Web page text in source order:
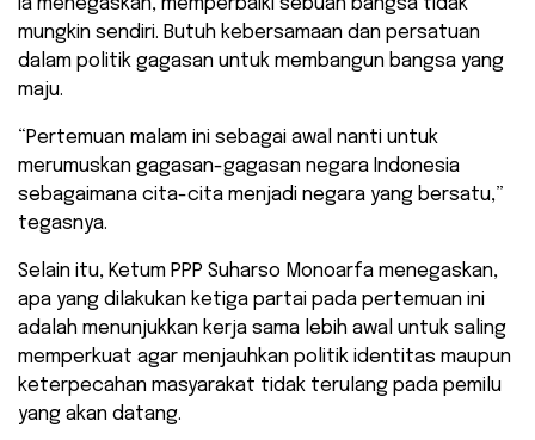
Ia menegaskan, memperbaiki sebuah bangsa tidak
mungkin sendiri. Butuh kebersamaan dan persatuan
dalam politik gagasan untuk membangun bangsa yang
maju.
“Pertemuan malam ini sebagai awal nanti untuk
merumuskan gagasan-gagasan negara Indonesia
sebagaimana cita-cita menjadi negara yang bersatu,”
tegasnya.
Selain itu, Ketum PPP Suharso Monoarfa menegaskan,
apa yang dilakukan ketiga partai pada pertemuan ini
adalah menunjukkan kerja sama lebih awal untuk saling
memperkuat agar menjauhkan politik identitas maupun
keterpecahan masyarakat tidak terulang pada pemilu
yang akan datang.